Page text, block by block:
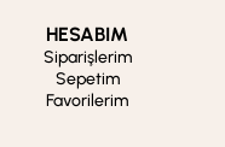
HESABIM
Siparişlerim
Sepetim
Favorilerim